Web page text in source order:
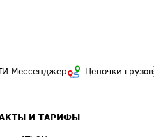
Мессенджер Цепочки грузов
И ТАРИФЫ